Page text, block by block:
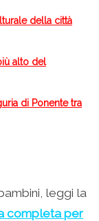
della città
alto del
di Ponente tra
leggi la
completa per